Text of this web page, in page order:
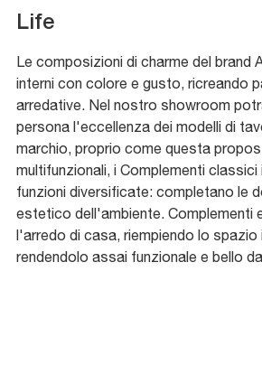
Life
Le composizioni di charme del brand
interni con colore e gusto, ricreando
arredative. Nel nostro showroom
persona l'eccellenza dei modelli di
marchio, proprio come questa
multifunzionali, i Complementi
funzioni diversificate: completano le
estetico dell'ambiente. Complementi
l'arredo di casa, riempiendo lo spazio
rendendolo assai funzionale e bello